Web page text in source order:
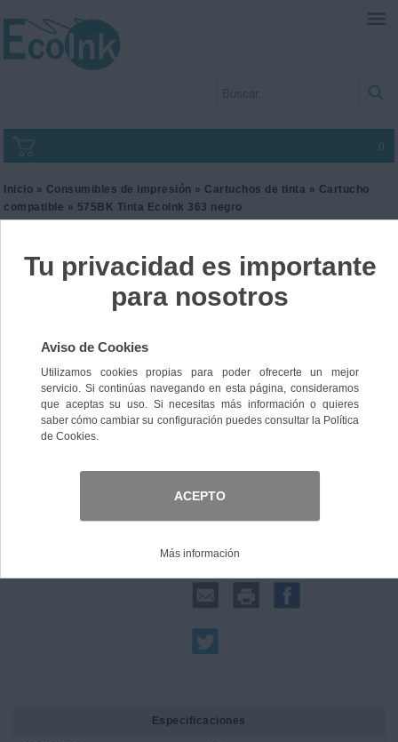
0
Inicio » Consumibles de impresión » Cartuchos de tinta » Cartucho
compatible » 575BK Tinta EcoInk 363 negro
575BK Tinta EcoInk 363
Ref. I3HP363BK
Compartir:
Especificaciones